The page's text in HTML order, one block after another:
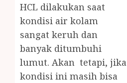
HCL dilakukan saat
kondisi air kolam
sangat keruh dan
banyak ditumbuhi
lumut. Akan tetapi, jika
kondisi ini masih bisa